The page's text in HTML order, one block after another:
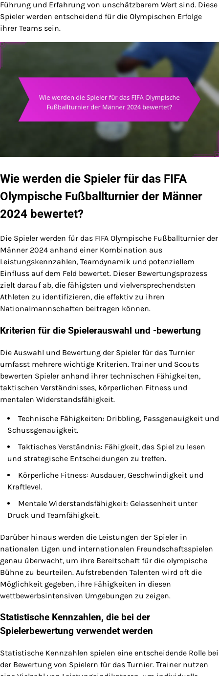
Führung und Erfahrung von unschätzbarem Wert sind. Diese
Spieler werden entscheidend für die Olympischen Erfolge
ihrer Teams sein.
Wie werden die Spieler für das FIFA
Olympische Fußballturnier der Männer
2024 bewertet?
Die Spieler werden für das FIFA Olympische Fußballturnier der
Männer 2024 anhand einer Kombination aus
Leistungskennzahlen, Teamdynamik und potenziellem
Einfluss auf dem Feld bewertet. Dieser Bewertungsprozess
zielt darauf ab, die fähigsten und vielversprechendsten
Athleten zu identifizieren, die effektiv zu ihren
Nationalmannschaften beitragen können.
Kriterien für die Spielerauswahl und -bewertung
Die Auswahl und Bewertung der Spieler für das Turnier
umfasst mehrere wichtige Kriterien. Trainer und Scouts
bewerten Spieler anhand ihrer technischen Fähigkeiten,
taktischen Verständnisses, körperlichen Fitness und
mentalen Widerstandsfähigkeit.
Technische Fähigkeiten: Dribbling, Passgenauigkeit und
Schussgenauigkeit.
Taktisches Verständnis: Fähigkeit, das Spiel zu lesen
und strategische Entscheidungen zu treffen.
Körperliche Fitness: Ausdauer, Geschwindigkeit und
Kraftlevel.
Mentale Widerstandsfähigkeit: Gelassenheit unter
Druck und Teamfähigkeit.
Darüber hinaus werden die Leistungen der Spieler in
nationalen Ligen und internationalen Freundschaftsspielen
genau überwacht, um ihre Bereitschaft für die olympische
Bühne zu beurteilen. Aufstrebenden Talenten wird oft die
Möglichkeit gegeben, ihre Fähigkeiten in diesen
wettbewerbsintensiven Umgebungen zu zeigen.
Statistische Kennzahlen, die bei der
Spielerbewertung verwendet werden
Statistische Kennzahlen spielen eine entscheidende Rolle bei
der Bewertung von Spielern für das Turnier. Trainer nutzen